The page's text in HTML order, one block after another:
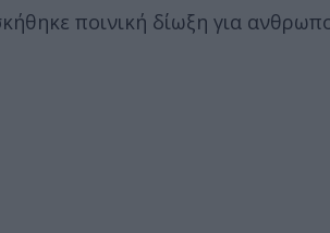
ποινική δίωξη για